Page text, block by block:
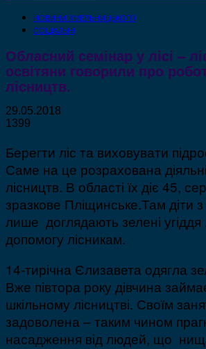
НОВИНИ ХМЕЛЬНИЦЬКОГО
СОЦІАЛЬНІ
Обласний семінар у лісі –
освітяни говорили про
лісництв.
29.05.2018
1399
Берегти ліс та виховувати
Саме на це розрахована
лісництв. В області їх діє 45,
зразкове Пліщинське.Там діти
лише доглядають зелені
допомогу лісникам.
14-тирічна Єлизавета одягла
Вже півтора року дівчина
шкільному лісництві. Своїм
задоволена – таким чином
насадження від людей, що